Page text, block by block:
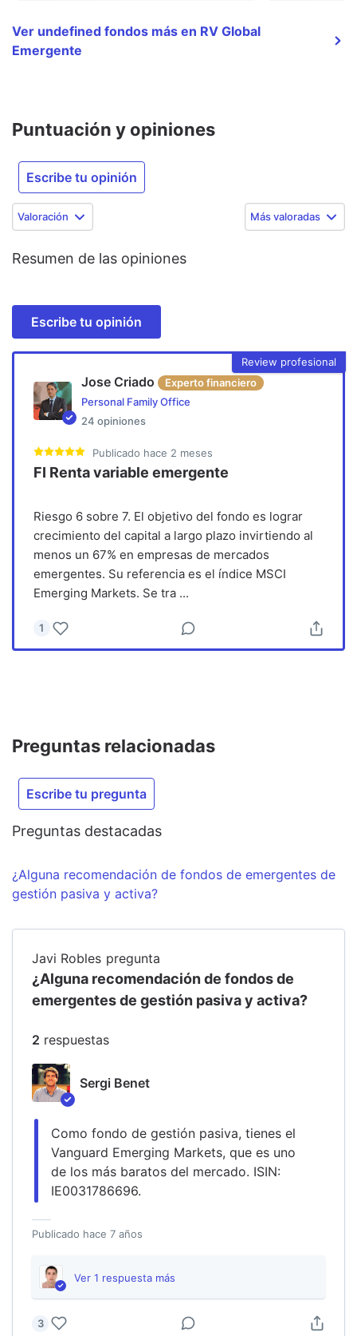
Ver undefined fondos más en RV Global
Emergente
Puntuación y opiniones
Escribe tu opinión
Valoración Más valoradas
Resumen de las opiniones
Escribe tu opinión
Review profesional
Jose Criado
Experto financiero
Personal Family Office
24 opiniones
Publicado hace 2 meses
FI Renta variable emergente
Riesgo 6 sobre 7. El objetivo del fondo es lograr
crecimiento del capital a largo plazo invirtiendo al
menos un 67% en empresas de mercados
emergentes. Su referencia es el índice MSCI
Emerging Markets. Se tra...
1
Preguntas relacionadas
Escribe tu pregunta
Preguntas destacadas
¿Alguna recomendación de fondos de emergentes de
gestión pasiva y activa?
Javi Robles pregunta
¿Alguna recomendación de fondos de
emergentes de gestión pasiva y activa?
2 respuestas
Sergi Benet
Como fondo de gestión pasiva, tienes el
Vanguard Emerging Markets, que es uno
de los más baratos del mercado. ISIN:
IE0031786696.
Publicado hace 7 años
Ver 1 respuesta más
3